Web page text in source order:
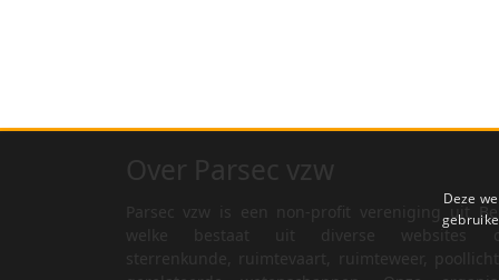
Parsec vzw is een non-profit vereniging uit
welke bestaat uit diverse websites
Deze